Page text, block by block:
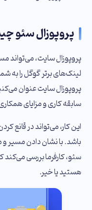
پروپوزال سئو
پروپوزال سایت، می‌تواند
لینک‌های برتر گوگل را به
پروپوزال سایت عنوان
سابقه‌ کاری و مزایای
این کار، می‌تواند در قانع
باشد. با نشان دادن
سئو، کارفرما بررسی
هستید یا خیر.